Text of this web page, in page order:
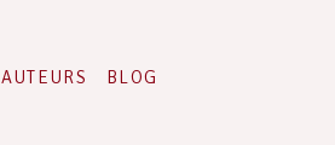
AUTEURS BLOG